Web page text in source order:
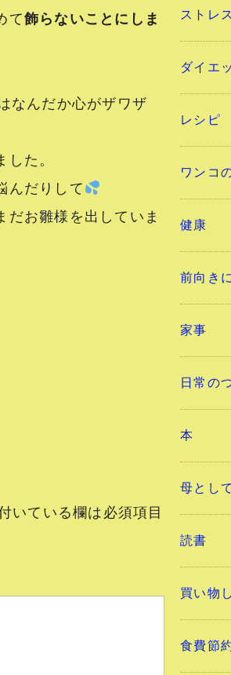
て飾らないことにしま
なんだか心がザワザ
た。
んだりして
お雛様を出していま
いている欄は必須項目
ストレ
ダイエ
レシピ
ワンコ
健康
前向き
家事
日常の
本
母として
読書
買い物
食費節